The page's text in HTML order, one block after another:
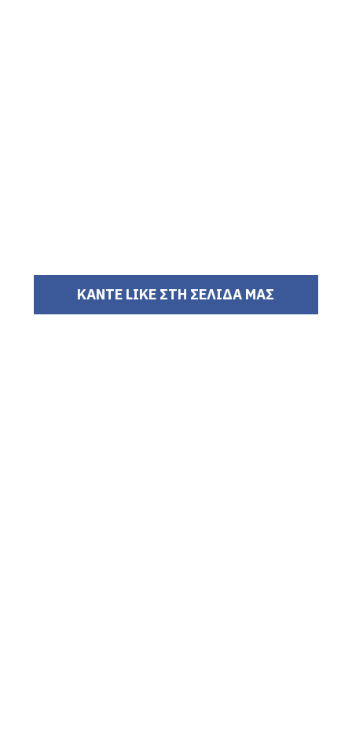
ΚΑΝΤΕ LIKE ΣΤΗ ΣΕΛΙΔΑ ΜΑΣ